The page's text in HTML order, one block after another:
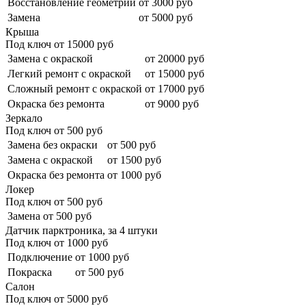
Замена
от 5000 руб
Крыша
Под ключ от 15000 руб
Замена с окраской
от 20000 руб
Легкий ремонт с окраской
от 15000 руб
Сложный ремонт с окраской от 17000 руб
Окраска без ремонта
от 9000 руб
Зеркало
Под ключ от 500 руб
Замена без окраски
от 500 руб
Замена с окраской
от 1500 руб
Окраска без ремонта от 1000 руб
Локер
Под ключ от 500 руб
Замена от 500 руб
Датчик парктроника, за 4 штуки
Под ключ от 1000 руб
Подключение от 1000 руб
Покраска
от 500 руб
Салон
Под ключ от 5000 руб